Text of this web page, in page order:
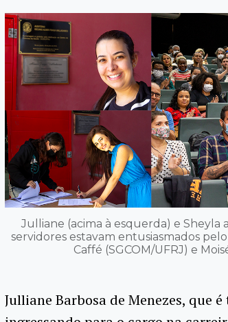
Julliane (acima à esquerda) e Sheyla
servidores estavam entusiasmados
Caffé (SGCOM/UFRJ) e
Julliane Barbosa de Menezes, que